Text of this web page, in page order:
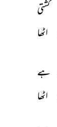
کشتی
اٹھا
ہے
اٹھا